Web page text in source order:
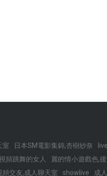
室 日本SM電影集錦,杏樹紗奈
頻跳舞的女人 麗的情小遊戲色,
頻交友,成人聊天室 showlive 成